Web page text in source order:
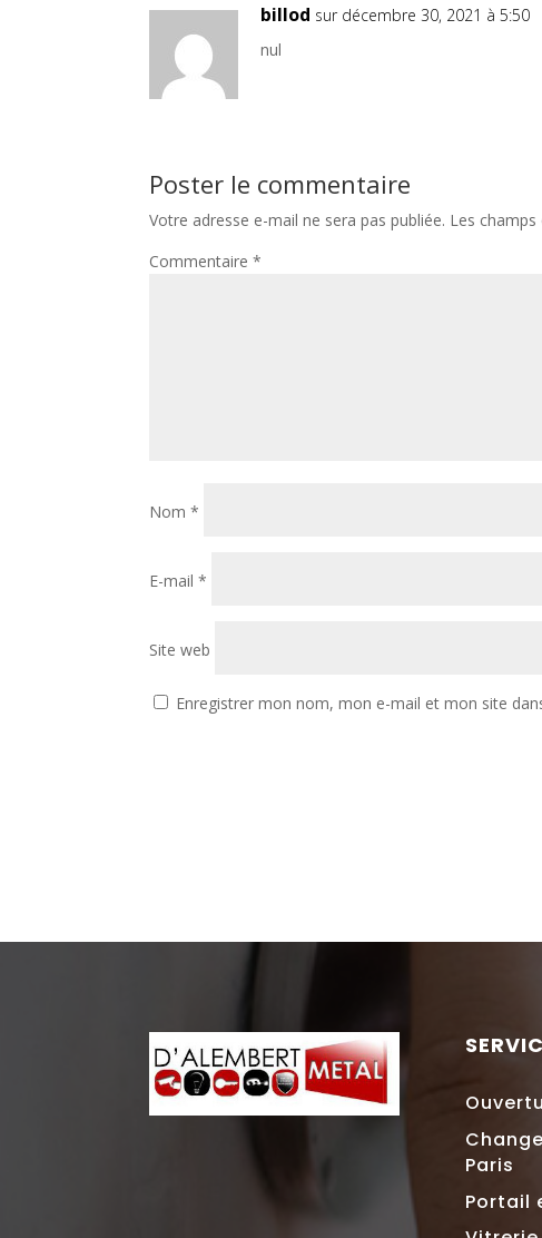
billod sur décembre 30, 2021 à 5:50
nul
Poster le commentaire
Votre adresse e-mail ne sera pas publiée. Les
Commentaire*
Nom*
E-mail*
Site web
Enregistrer mon nom, mon e-mail et mon site
Paris
Portail